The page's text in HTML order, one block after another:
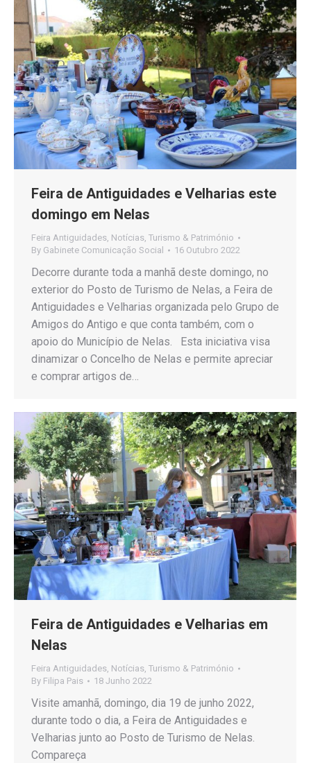
Feira de Antiguidades e Velharias este
domingo em Nelas
Feira Antiguidades Notícias Turismo & Património
By Gabinete Comunicação Social 16 Outubro 2022
Decorre durante toda a manhã deste domingo, no
exterior do Posto de Turismo de Nelas, a Feira de
Antiguidades e Velharias organizada pelo Grupo de
Amigos do Antigo e que conta também, com o
apoio do Município de Nelas. Esta iniciativa visa
dinamizar o Concelho de Nelas e permite apreciar
e comprar artigos de…
Feira de Antiguidades e Velharias em
Nelas
Feira Antiguidades, Notícias, Turismo & Património
By Filipa Pais 18 Junho 2022
Visite amanhã, domingo, dia 19 de junho 2022,
durante todo o dia, a Feira de Antiguidades e
Velharias junto ao Posto de Turismo de Nelas.
Compareça